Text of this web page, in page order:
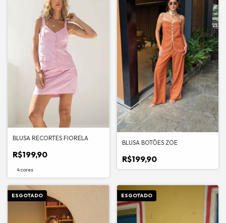
BLUSA RECORTES FIORELA
R$199,90
4 cores
BLUSA BOTÕES ZOE
R$199,90
ESGOTADO ESGOTADO